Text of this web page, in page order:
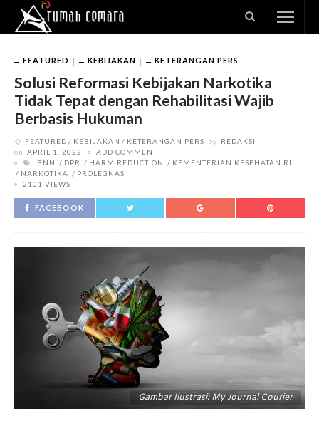
FEATURED KEBIJAKAN KETERANGAN PERS
Solusi Reformasi Kebijakan Narkotika
Tidak Tepat dengan Rehabilitasi Wajib
Berbasis Hukuman
FEATURED KEBIJAKAN KETERANGAN PERS by REDAKSI
on APRIL 1, 2022
ADD COMMENT
BNN
DPR HARM REDUCTION
KEMENTERIAN KESEHATAN RI
NARKOTIKA
PROLEGNAS
2101 VIEWS
FACEBOOK
Gambar Ilustrasi: My Journal Courier